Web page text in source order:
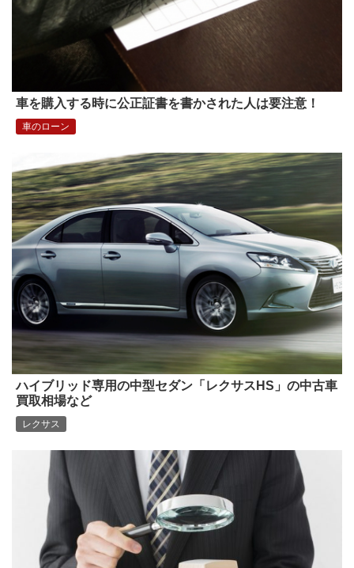
車を購入する時に公正証書を書かされた人は要注意！
車のローン
ハイブリッド専用の中型セダン「レクサスHS」の中古車
買取相場など
レクサス